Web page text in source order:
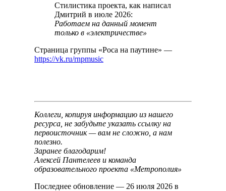
Стилистика проекта, как написал
Дмитрий в июле 2026:
Работаем на данный момент
только в «электричестве»
Страница группы «Роса на паутине» —
https://vk.ru/rnpmusic
Коллеги, копируя информацию из нашего
ресурса, не забудьте указать ссылку на
первоисточник — вам не сложно, а нам
полезно.
Заранее благодарим!
Алексей Пантелеев и команда
образовательного проекта «Метрополия»
Последнее обновление — 26 июля 2026 в